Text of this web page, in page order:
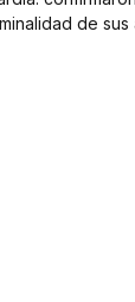
de sus